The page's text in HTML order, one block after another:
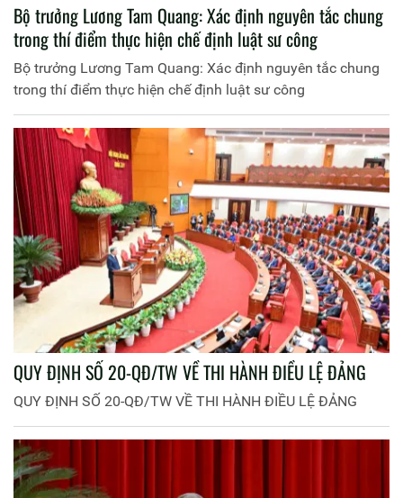
Bộ trưởng Lương Tam Quang: Xác định nguyên tắc chung
trong thí điểm thực hiện chế định luật sư công
Bộ trưởng Lương Tam Quang: Xác định nguyên tắc chung
trong thí điểm thực hiện chế định luật sư công
QUY ĐỊNH SỐ 20-QĐ/TW VỀ THI HÀNH ĐIỀU LỆ ĐẢNG
QUY ĐỊNH SỐ 20-QĐ/TW VỀ THI HÀNH ĐIỀU LỆ ĐẢNG